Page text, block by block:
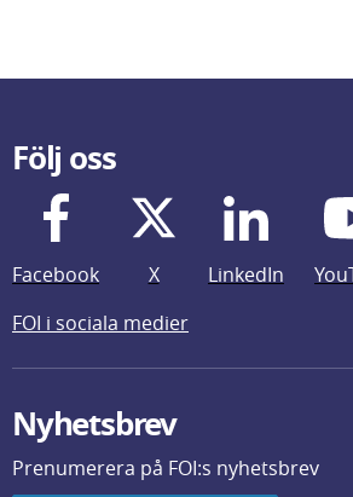
Följ oss
Facebook X LinkedIn
FOI i sociala medier
Nyhetsbrev
Prenumerera på FOI:s nyhetsbrev